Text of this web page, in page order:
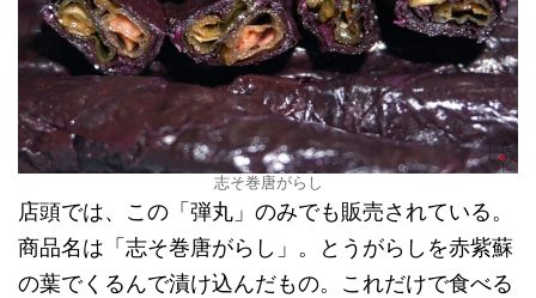
志そ巻唐がらし
店頭では、この「弾丸」のみでも販売されている。
商品名は「志そ巻唐がらし」。とうがらしを赤紫蘇
の葉でくるんで漬け込んだもの。これだけで食べる